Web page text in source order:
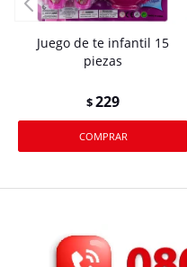
Juego de te infantil 15
piezas
$229